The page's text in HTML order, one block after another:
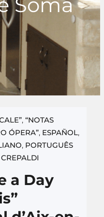
, “NOTAS
ÓPERA”, ESPAÑOL,
, PORTUGUÊS
a Day